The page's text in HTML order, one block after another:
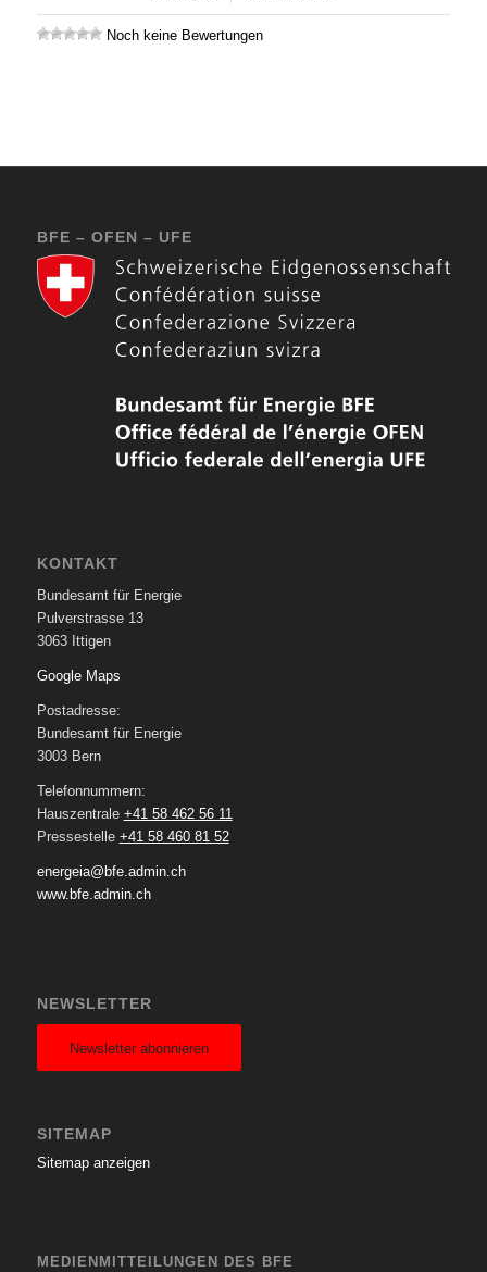
Noch keine Bewertungen
BFE – OFEN – UFE
KONTAKT
Bundesamt für Energie
Pulverstrasse 13
3063 Ittigen
Google Maps
Postadresse:
Bundesamt für Energie
3003 Bern
Telefonnummern:
Hauszentrale +41 58 462 56 11
Pressestelle +41 58 460 81 52
energeia@bfe.admin.ch
www.bfe.admin.ch
NEWSLETTER
Newsletter abonnieren
SITEMAP
Sitemap anzeigen
MEDIENMITTEILUNGEN DES BFE